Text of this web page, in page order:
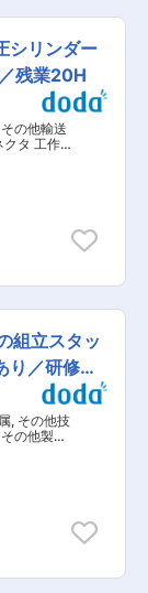
シリンダー
残業20H
の他輸送
クタ 工作
組立スタッ
／研修制
, その他技
の他製造